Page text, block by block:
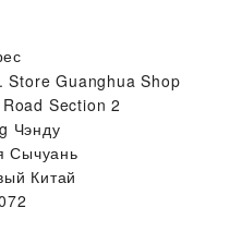
Store Guanghua Shop
Section 2
Чэнду
Сычуань
Китай